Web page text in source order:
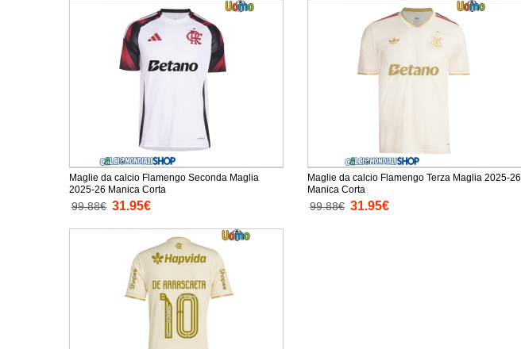
Maglie da calcio Flamengo Seconda Maglia
2025-26 Manica Corta
99.88€ 31.95€
Maglie da calcio Flamengo Terza Maglia 2025-26
Manica Corta
99.88€ 31.95€